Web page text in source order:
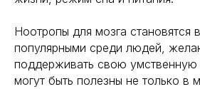
Ноотропы для мозга становятся
популярными среди людей,
поддерживать свою умственную
могут быть полезны не только в